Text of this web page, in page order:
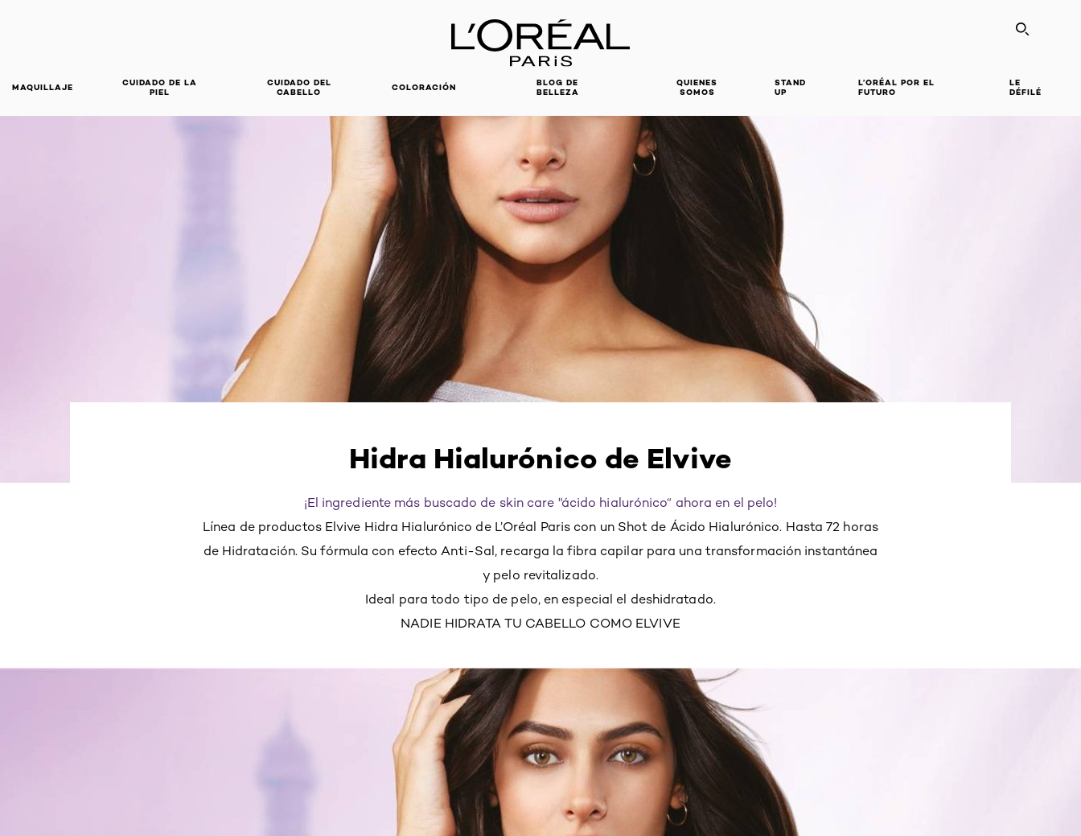
MAQUILLAJE
CUIDADO DE LA
PIEL
CUIDADO DEL
CABELLO
COLORACIÓN
BLOG DE
BELLEZA
QUIENES
SOMOS
STAND
UP
L’ORÉAL POR EL
FUTURO
LE
DÉFILÉ
Hidra Hialurónico de Elvive
¡El ingrediente más buscado de skin care "ácido hialurónico“ ahora en el pelo!
Línea de productos Elvive Hidra Hialurónico de L’Oréal Paris con un Shot de Ácido Hialurónico. Hasta 72 horas
de Hidratación. Su fórmula con efecto Anti-Sal, recarga la fibra capilar para una transformación instantánea
y pelo revitalizado.
Ideal para todo tipo de pelo, en especial el deshidratado.
NADIE HIDRATA TU CABELLO COMO ELVIVE